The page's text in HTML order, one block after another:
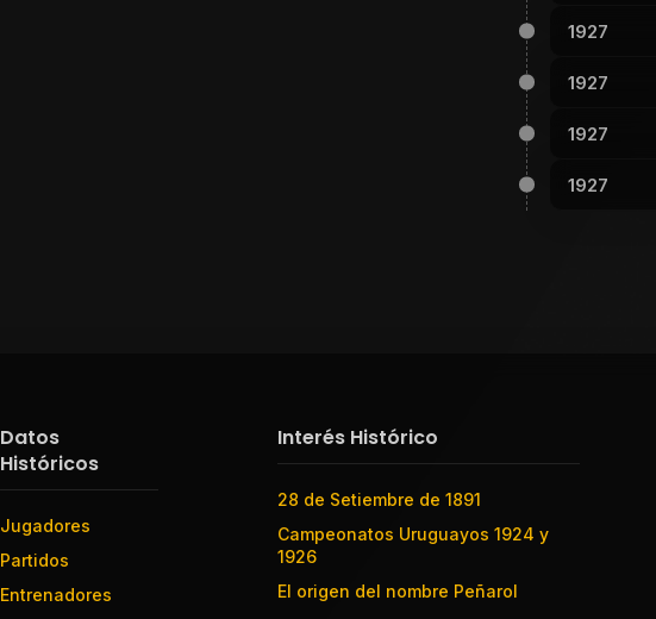
1927
1927
1927
1927
Datos
Históricos
Jugadores
Partidos
Entrenadores
Interés Histórico
28 de Setiembre de 1891
Campeonatos Uruguayos 1924 y
1926
El origen del nombre Peñarol